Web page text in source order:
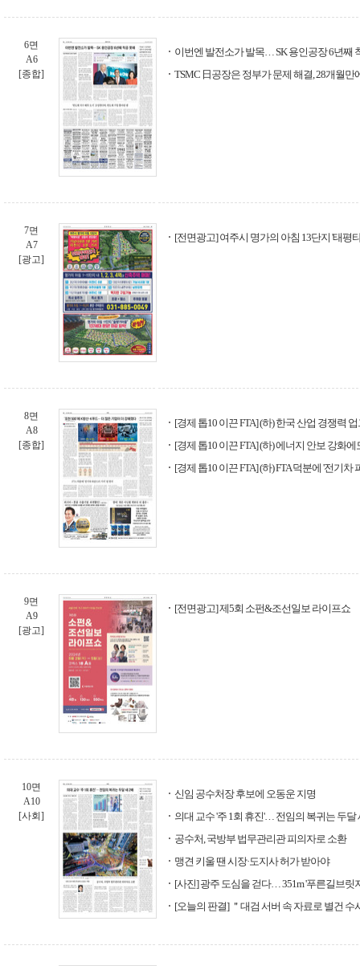
6면
A6
[종합]
이번엔 발전소가 발목… SK 용인공장 6년째
TSMC 日공장은 정부가 문제 해결, 28개월만
7면
A7
[광고]
[전면광고] 여주시 명가의 아침 13단지 '태평
8면
A8
[종합]
[경제 톱10 이끈 FTA] (하) 한국 산업 경쟁력
[경제 톱10 이끈 FTA] (하) 에너지 안보 강화에
[경제 톱10 이끈 FTA] (하) FTA 덕분에 '전기차
9면
A9
[광고]
[전면광고] 제5회 소펀&조선일보 라이프쇼
10면
A10
[사회]
신임 공수처장 후보에 오동운 지명
의대 교수 '주 1회 휴진'… 전임의 복귀는 두달
공수처, 국방부 법무관리관 피의자로 소환
맹견 키울 땐 시장·도지사 허가 받아야
[사진] 광주 도심을 걷다… 351m '푸른길브릿
[오늘의 판결] ＂대검 서버 속 자료로 별건 수